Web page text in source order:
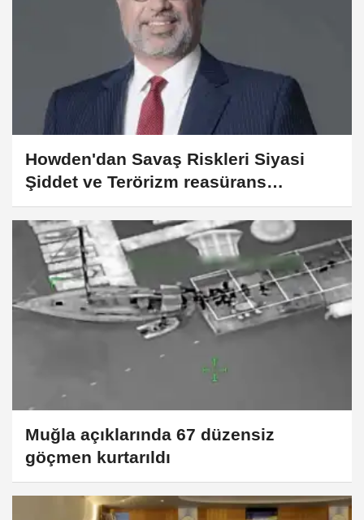
Howden'dan Savaş Riskleri Siyasi
Şiddet ve Terörizm reasürans
piyasası analizi
Muğla açıklarında 67 düzensiz
göçmen kurtarıldı